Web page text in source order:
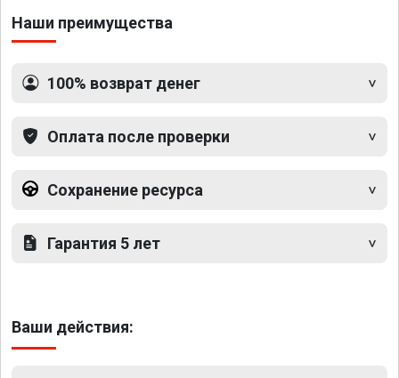
Наши преимущества
100% возврат денег
Оплата после проверки
Сохранение ресурса
Гарантия 5 лет
Ваши действия: